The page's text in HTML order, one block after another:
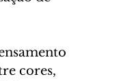
cores,